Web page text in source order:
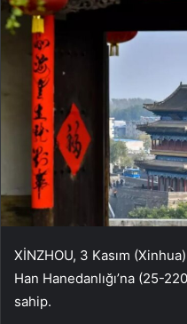
XİNZHOU, 3 Kasım
Han Hanedanlığı’na (25-
sahip.